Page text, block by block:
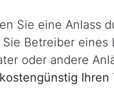
Sie eine Anlass
Sie Betreiber eines
oder andere